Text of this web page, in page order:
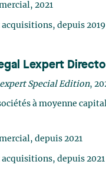
2021
acquisitions, depuis 2019
Lexpert
Special Edition,
à moyenne
depuis 2021
depuis 2021